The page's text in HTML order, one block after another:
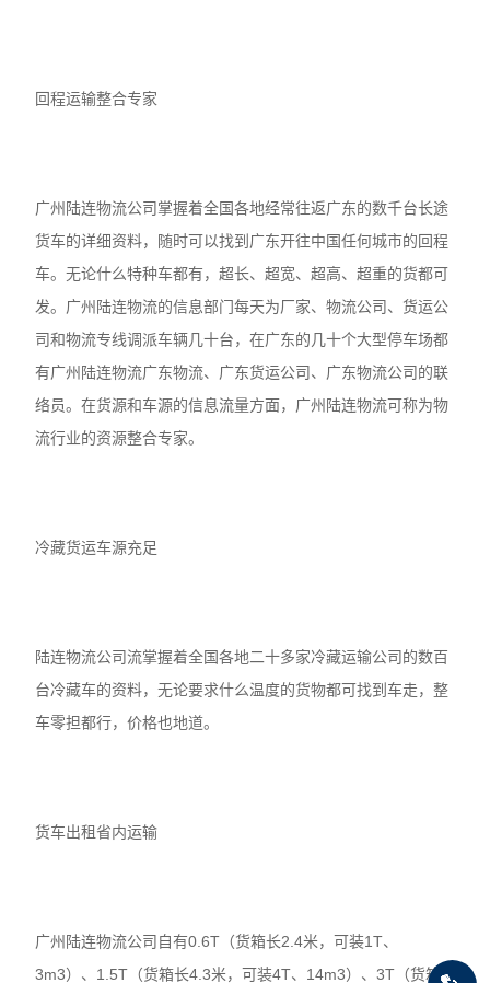
回程运输整合专家
广州陆连物流公司掌握着全国各地经常往返广东的数千台长途
货车的详细资料，随时可以找到广东开往中国任何城市的回程
车。无论什么特种车都有，超长、超宽、超高、超重的货都可
发。广州陆连物流的信息部门每天为厂家、物流公司、货运公
司和物流专线调派车辆几十台，在广东的几十个大型停车场都
有广州陆连物流广东物流、广东货运公司、广东物流公司的联
络员。在货源和车源的信息流量方面，广州陆连物流可称为物
流行业的资源整合专家。
冷藏货运车源充足
陆连物流公司流掌握着全国各地二十多家冷藏运输公司的数百
台冷藏车的资料，无论要求什么温度的货物都可找到车走，整
车零担都行，价格也地道。
货车出租省内运输
广州陆连物流公司自有0.6T（货箱长2.4米，可装1T、
3m3）、1.5T（货箱长4.3米，可装4T、14m3）、3T（货箱